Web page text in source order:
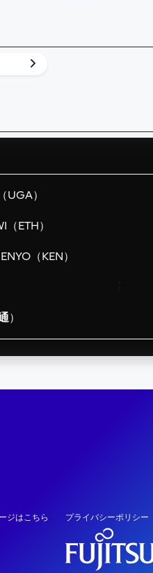
UGA）
ETH）
（KEN）
）
ジはこちら プライバシーポリシー